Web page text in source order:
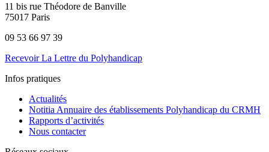
11 bis rue Théodore de Banville
75017 Paris
09 53 66 97 39
Recevoir La Lettre du Polyhandicap
Infos pratiques
Actualités
Notitia Annuaire des établissements Polyhandicap du CRMH
Rapports d’activités
Nous contacter